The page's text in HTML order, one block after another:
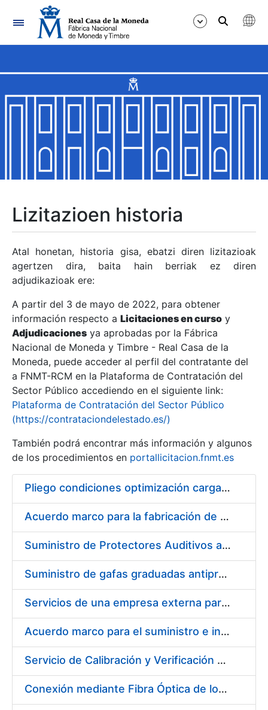
Nabigazioa
Erakutsi/Ezkutatu
Erakutsi/Ezkutatu
Erakutsi/Ezkutatu
Erakutsi/Ezkutatu
Erakutsi/Ezkutatu
Erakutsi/Ezkutatu
Erakutsi/Ezkutatu
Erakutsi/Ezkutatu
Lizitazioen historia
Atal honetan, historia gisa, ebatzi diren lizitazioak
agertzen dira, baita hain berriak ez diren
adjudikazioak ere:
A partir del 3 de mayo de 2022, para obtener
información respecto a Licitaciones en curso y
Adjudicaciones ya aprobadas por la Fábrica
Nacional de Moneda y Timbre - Real Casa de la
Moneda, puede acceder al perfil del contratante del
a FNMT-RCM en la Plataforma de Contratación del
Sector Público accediendo en el siguiente link:
Plataforma de Contratación del Sector Público
(https://contrataciondelestado.es/)
También podrá encontrar más información y algunos
de los procedimientos en portallicitacion.fnmt.es
Pliego condiciones optimización cargas compras firmado
Acuerdo marco para la fabricación de piezas
Suministro de Protectores Auditivos a medida para las personas trabajadoras de los Centros de Trabajo de Madrid y Burgos
Suministro de gafas graduadas antiproyecciones para los trabajadores de la FNMT-RCM en los centros de trabajo de Madrid y Burgos
Servicios de una empresa externa para el asesoramiento y resolución de los recursos de alzada que se presentan relacionados con procesos de selección para la FNMT-RCM
Acuerdo marco para el suministro e instalación de persianas, estores y otros complementos
Servicio de Calibración y Verificación Externa de los Equipos de Medición del Servicio de Prevención de la FNMT-RCM
Conexión mediante Fibra Óptica de los Centros de Proceso de Datos (CPDs) de las sedes de la FNMT-RCM de Burgos y Madrid